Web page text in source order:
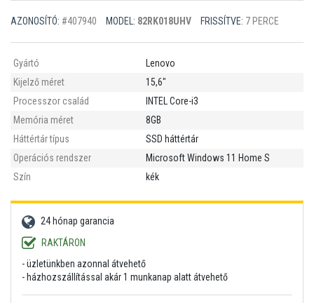
AZONOSÍTÓ: #407940 MODEL: 82RK018UHV FRISSÍTVE: 7 PERCE
Gyártó
Lenovo
Kijelző méret
15,6"
Processzor család
INTEL Core-i3
Memória méret
8GB
Háttértár típus
SSD háttértár
Operációs rendszer
Microsoft Windows 11 Home S
Szín
kék
24 hónap garancia
RAKTÁRON
- üzletünkben azonnal átvehető
- házhozszállítással akár 1 munkanap alatt átvehető